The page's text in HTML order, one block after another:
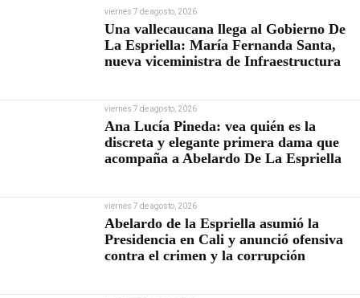
viernes 7 de agosto, 2026
Una vallecaucana llega al Gobierno De
La Espriella: María Fernanda Santa,
nueva viceministra de Infraestructura
viernes 7 de agosto, 2026
Ana Lucía Pineda: vea quién es la
discreta y elegante primera dama que
acompaña a Abelardo De La Espriella
viernes 7 de agosto, 2026
Abelardo de la Espriella asumió la
Presidencia en Cali y anunció ofensiva
contra el crimen y la corrupción